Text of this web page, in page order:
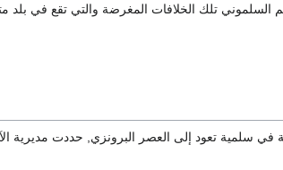
السلموني تلك الخلافات المغرضة والتي تقع في
في سلمية تعود إلى العصر البرونزي, حددت مديرية